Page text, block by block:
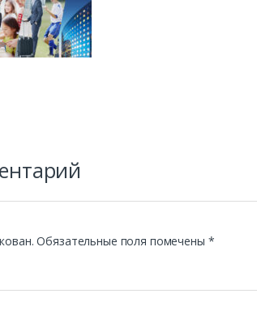
записям
Обязательные поля помечены *